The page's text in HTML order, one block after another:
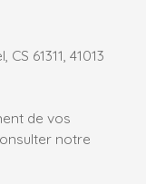
61311, 41013
de vos
notre